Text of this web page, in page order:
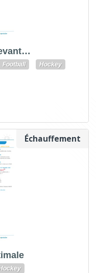
Football
Hockey
Échauffement